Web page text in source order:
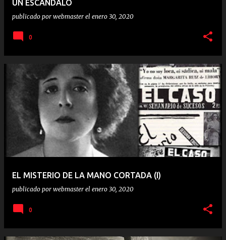
UN ESCÁNDALO
publicado por webmaster el enero 30, 2020
0
EL MISTERIO DE LA MANO CORTADA (I)
publicado por webmaster el enero 30, 2020
0